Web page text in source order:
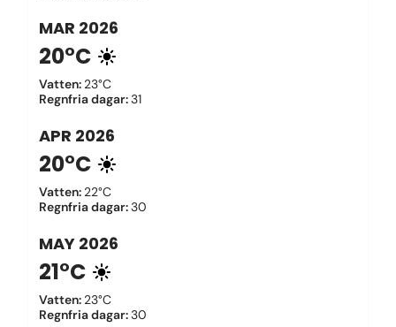
MAR 2026
20°C
Vatten: 23°C
Regnfria dagar:31
APR 2026
20°C
Vatten: 22°C
Regnfria dagar:30
MAY 2026
21°C
Vatten: 23°C
Regnfria dagar:30